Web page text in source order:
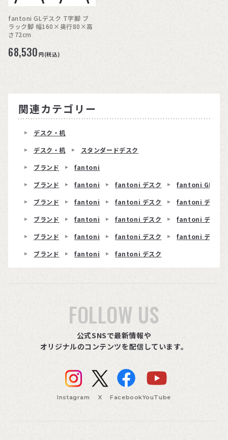
fantoni GLデスク T字脚 ブ
ラック脚 幅160×奥行80×高
さ72cm
68,530 円(税込)
関連カテゴリー
デスク・机
デスク・机
スタンダードデスク
ブランド
fantoni
ブランド
fantoni fantoni デスク
fantoni GL T字
ブランド
fantoni fantoni デスク
fantoni デスク
ブランド
fantoni fantoni デスク
fantoni デスク
ブランド
fantoni fantoni デスク
fantoni デスク
ブランド
fantoni fantoni デスク
FOLLOW US
公式SNSで最新情報や
オリジナルのコンテンツを配信しています。
Instagram X FacebookYouTube